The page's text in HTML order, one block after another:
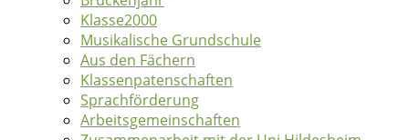
Klasse2000
Musikalische Grundschule
Aus den Fächern
Klassenpatenschaften
Sprachförderung
Arbeitsgemeinschaften